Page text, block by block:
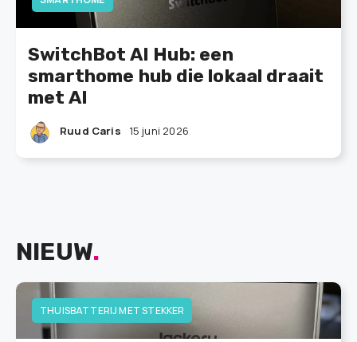
SwitchBot AI Hub: een
smarthome hub die lokaal draait
met AI
Ruud Caris 15 juni 2026
NIEUW.
THUISBATTERIJ MET STEKKER